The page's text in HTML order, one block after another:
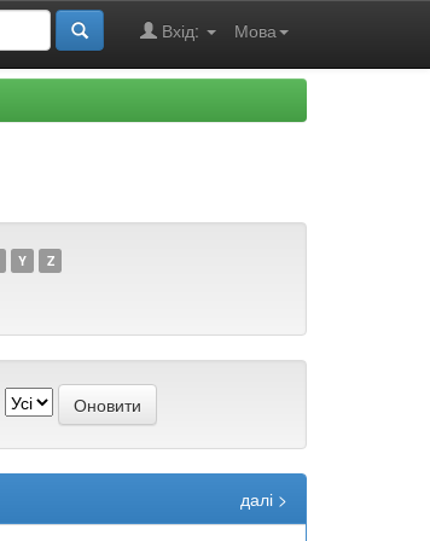
Мова
Вхід:
Y Z
далі >